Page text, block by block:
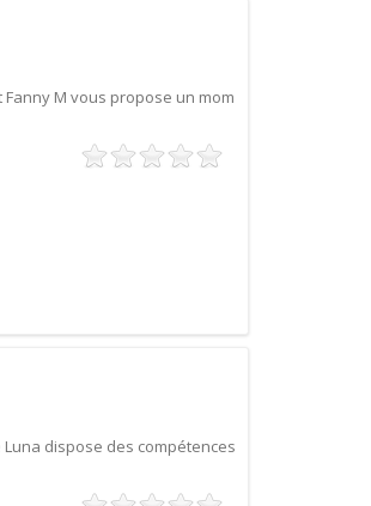
M vous propose un mom
dispose des compétences